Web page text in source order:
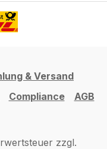
& Versand
Compliance AGB
zzgl.